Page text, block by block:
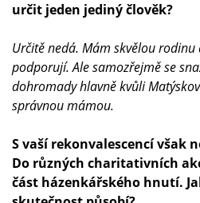
určit jeden jediný člověk?
Určitě nedá. Mám skvělou rodinu
podporují. Ale samozřejmě se
dohromady hlavně kvůli
správnou mámou.
S vaší rekonvalescencí však
Do různých charitativních
část házenkářského hnutí.